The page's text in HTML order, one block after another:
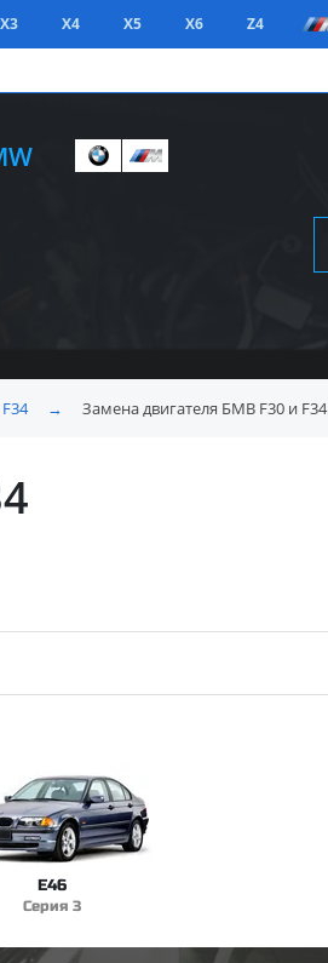
X3 X4 X5 X6 Z4
→ Замена двигателя БМВ F30 и F34
E46
Серия 3